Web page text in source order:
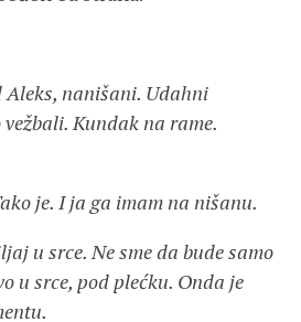
Aleks, nanišani. Udahni
Kundak na rame.
je. I ja ga imam na nišanu.
u srce. Ne sme da bude samo
u srce, pod plećku. Onda je